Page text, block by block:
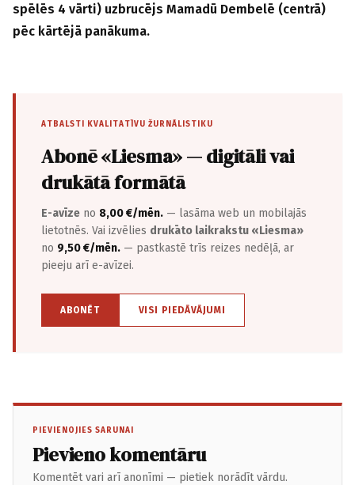
spēlēs 4 vārti) uzbrucējs Mamadū Dembelē (centrā)
pēc kārtējā panākuma.
ATBALSTI KVALITATĪVU ŽURNĀLISTIKU
Abonē «Liesma» — digitāli vai
drukātā formātā
E-avīze no 8,00 €/mēn. — lasāma web un mobilajās
lietotnēs. Vai izvēlies drukāto laikrakstu «Liesma»
no 9,50 €/mēn. — pastkastē trīs reizes nedēļā, ar
pieeju arī e-avīzei.
ABONĒT VISI PIEDĀVĀJUMI
PIEVIENOJIES SARUNAI
Pievieno komentāru
Komentēt vari arī anonīmi — pietiek norādīt vārdu.